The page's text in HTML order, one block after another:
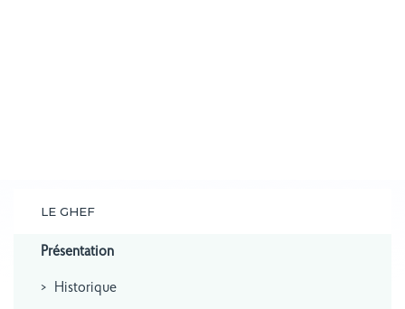
LE GHEF
Présentation
Historique